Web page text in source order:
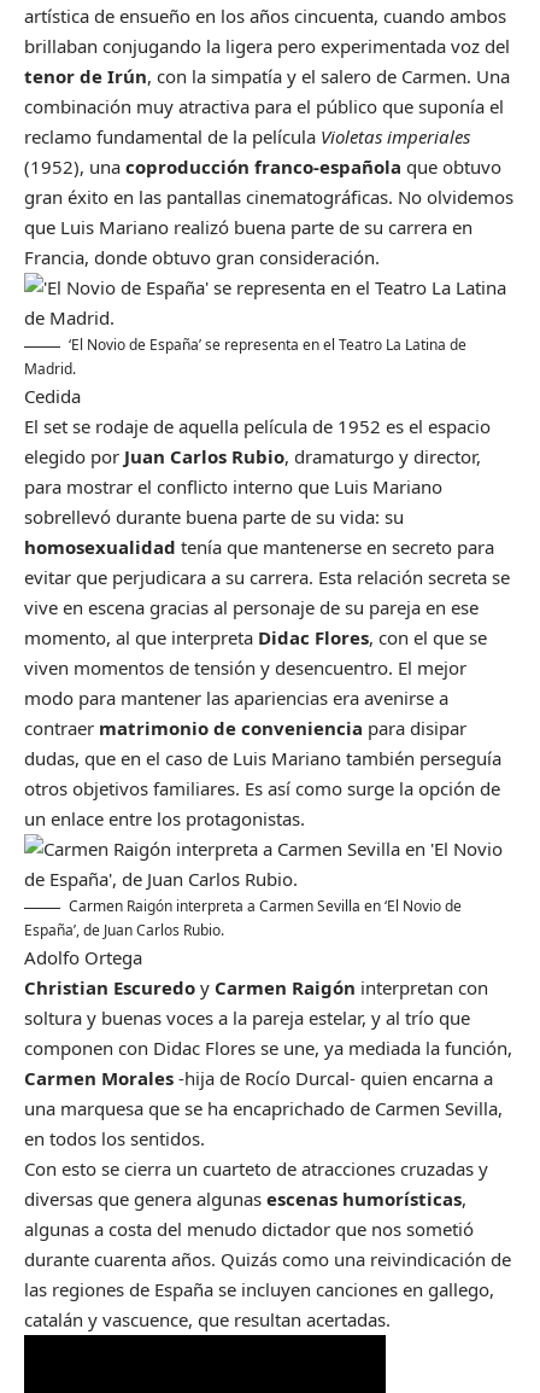
artística de ensueño en los años cincuenta, cuando ambos
brillaban conjugando la ligera pero experimentada voz del
tenor de Irún, con la simpatía y el salero de Carmen. Una
combinación muy atractiva para el público que suponía el
reclamo fundamental de la película Violetas imperiales
(1952), una coproducción franco-española que obtuvo
gran éxito en las pantallas cinematográficas. No olvidemos
que Luis Mariano realizó buena parte de su carrera en
Francia, donde obtuvo gran consideración.
‘El Novio de España’ se representa en el Teatro La Latina de
Madrid.
Cedida
El set se rodaje de aquella película de 1952 es el espacio
elegido por Juan Carlos Rubio, dramaturgo y director,
para mostrar el conflicto interno que Luis Mariano
sobrellevó durante buena parte de su vida: su
homosexualidad tenía que mantenerse en secreto para
evitar que perjudicara a su carrera. Esta relación secreta se
vive en escena gracias al personaje de su pareja en ese
momento, al que interpreta Didac Flores, con el que se
viven momentos de tensión y desencuentro. El mejor
modo para mantener las apariencias era avenirse a
contraer matrimonio de conveniencia para disipar
dudas, que en el caso de Luis Mariano también perseguía
otros objetivos familiares. Es así como surge la opción de
un enlace entre los protagonistas.
Carmen Raigón interpreta a Carmen Sevilla en ‘El Novio de
España’, de Juan Carlos Rubio.
Adolfo Ortega
Christian Escuredo y Carmen Raigón interpretan con
soltura y buenas voces a la pareja estelar, y al trío que
componen con Didac Flores se une, ya mediada la función,
Carmen Morales -hija de Rocío Durcal- quien encarna a
una marquesa que se ha encaprichado de Carmen Sevilla,
en todos los sentidos.
Con esto se cierra un cuarteto de atracciones cruzadas y
diversas que genera algunas escenas humorísticas,
algunas a costa del menudo dictador que nos sometió
durante cuarenta años. Quizás como una reivindicación de
las regiones de España se incluyen canciones en gallego,
catalán y vascuence, que resultan acertadas.